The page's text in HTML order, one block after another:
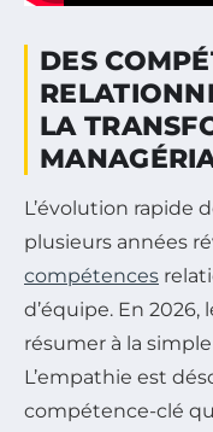
DES
LA
L’évolution rapide
plusieurs années
compétences
d’équipe. En
résumer à la
L’empathie est
compétence-clé